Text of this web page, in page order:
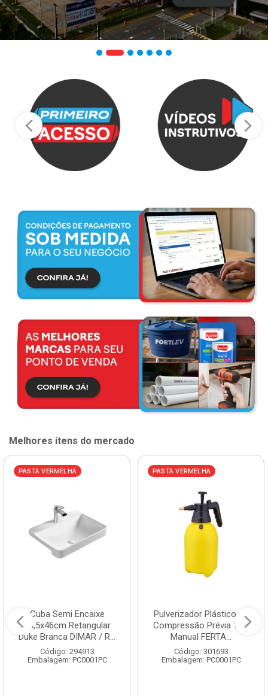
Melhores itens do mercado
PASTA VERMELHA
Cuba Semi Encaixe
58,5x46cm Retangular
Duke Branca DIMAR / R...
Código: 294913
Embalagem: PC0001PC
PASTA VERMELHA
Pulverizador Plástico de
Compressão Prévia 1,5L
Manual FERTA...
Código: 301693
Embalagem: PC0001PC